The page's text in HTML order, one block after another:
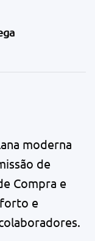
moderna
de
Compra e
e